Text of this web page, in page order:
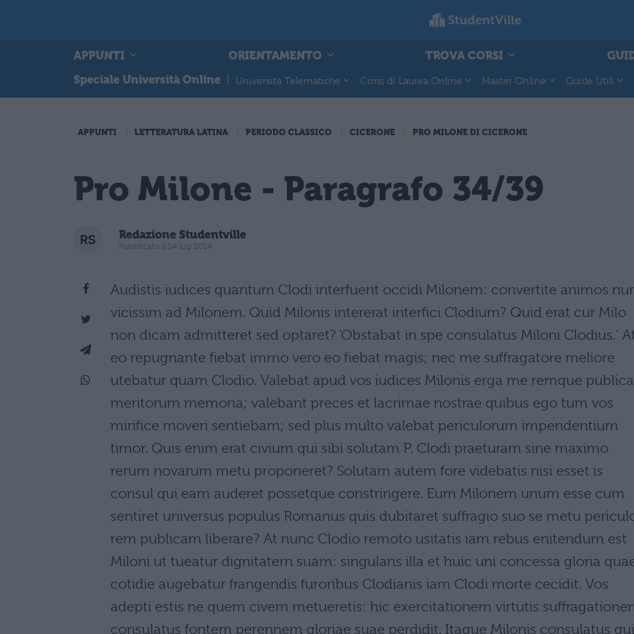
APPUNTI ORIENTAMENTO TROVA CORSI
Speciale Università Online
Università Telematiche Corsi di Laurea Online Master Online Guide Utili
APPUNTI LETTERATURA LATINA PERIODO CLASSICO CICERONE PRO MILONE DI CICERONE
Pro Milone - Paragrafo 34/39
Redazione Studentville
Pubblicato il 14 lug 2014
Audistis iudices quantum Clodi interfuerit occidi Milonem: convertite animos
vicissim ad Milonem. Quid Milonis intererat interfici Clodium? Quid erat cur Milo
non dicam admitteret sed optaret? ‘Obstabat in spe consulatus Miloni Clodius.’
eo repugnante fiebat immo vero eo fiebat magis; nec me suffragatore meliore
utebatur quam Clodio. Valebat apud vos iudices Milonis erga me remque
meritorum memoria; valebant preces et lacrimae nostrae quibus ego tum vos
mirifice moveri sentiebam; sed plus multo valebat periculorum impendentium
timor. Quis enim erat civium qui sibi solutam P. Clodi praeturam sine maximo
rerum novarum metu proponeret? Solutam autem fore videbatis nisi esset is
consul qui eam auderet possetque constringere. Eum Milonem unum esse cum
sentiret universus populus Romanus quis dubitaret suffragio suo se metu
rem publicam liberare? At nunc Clodio remoto usitatis iam rebus enitendum est
Miloni ut tueatur dignitatern suam: singularis illa et huic uni concessa gloria
cotidie augebatur frangendis furoribus Clodianis iam Clodi morte cecidit. Vos
adepti estis ne quem civem metueretis: hic exercitationem virtutis
consulatus fontem perennem gloriae suae perdidit. Itaque Milonis consulatus qui